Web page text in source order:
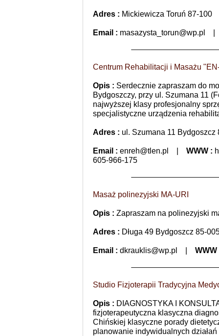
Adres : Mickiewicza Toruń 87-100
Email : masazysta_torun@wp.pl
Centrum Rehabilitacji i Masażu
Opis : Serdecznie zapraszam do
Bydgoszczy, przy ul. Szumana 11
najwyższej klasy profesjonalny
specjalistyczne urządzenia
Adres : ul. Szumana 11 Bydgoszcz
Email : enreh@tlen.pl | WWW :
605-966-175
Masaż polinezyjski MA-URI
Opis : Zapraszam na polinezyjski
Adres : Długa 49 Bydgoszcz 85-
Email : dkrauklis@wp.pl |
Studio Fizjoterapii Tradycyjna
Opis : DIAGNOSTYKA I
fizjoterapeutyczna klasyczna
Chińskiej klasyczne porady
planowanie indywidualnych